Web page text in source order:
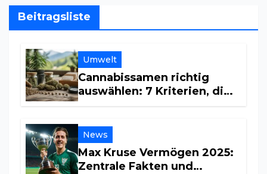
Beitragsliste
Umwelt
Cannabissamen richtig
auswählen: 7 Kriterien, die
News
Max Kruse Vermögen 2025:
Zentrale Fakten und